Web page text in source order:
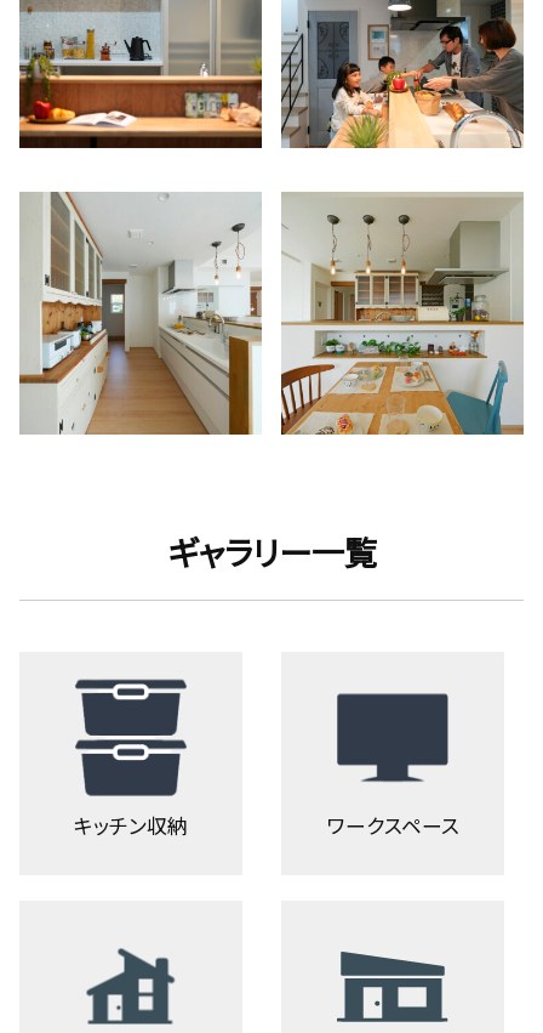
ギャラリー一覧
キッチン収納 ワークスペース